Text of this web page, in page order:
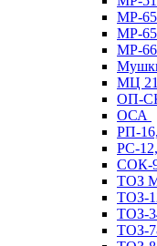
МР-
МР-
МР-
МЦ
ОП-
ОСА
РП-
РС-
СОК-
ТОЗ
ТОЗ-
ТОЗ-
ТОЗ-